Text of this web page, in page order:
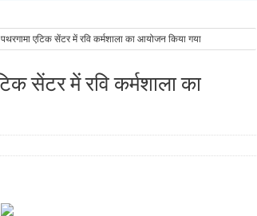
एटिक सेंटर में रवि कर्मशाला का आयोजन किया गया
सेंटर में रवि कर्मशाला का